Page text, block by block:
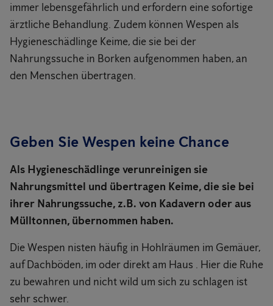
immer lebensgefährlich und erfordern eine sofortige
ärztliche Behandlung. Zudem können Wespen als
Hygieneschädlinge Keime, die sie bei der
Nahrungssuche in Borken aufgenommen haben, an
den Menschen übertragen.
Geben Sie Wespen keine Chance
Als Hygieneschädlinge verunreinigen sie
Nahrungsmittel und übertragen Keime, die sie bei
ihrer Nahrungssuche, z.B. von Kadavern oder aus
Mülltonnen, übernommen haben.
Die Wespen nisten häufig in Hohlräumen im Gemäuer,
auf Dachböden, im oder direkt am Haus . Hier die Ruhe
zu bewahren und nicht wild um sich zu schlagen ist
sehr schwer.